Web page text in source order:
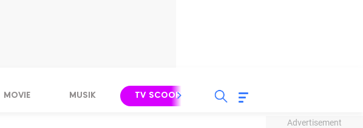
Advertisement
MOVIE MUSIK TV SCOOP LIRIK